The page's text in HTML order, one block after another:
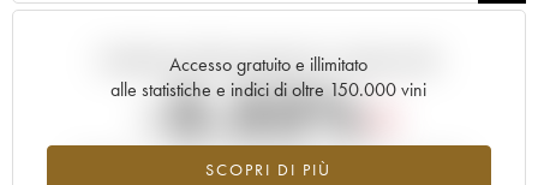
Accesso gratuito e illimitato
alle statistiche e indici di oltre 150.000 vini
SCOPRI DI PIÙ
Andamento della quotazione in tempo reale
-3.32%
Tendenza al ribasso per il valore dell'annata 1996 nel 2026